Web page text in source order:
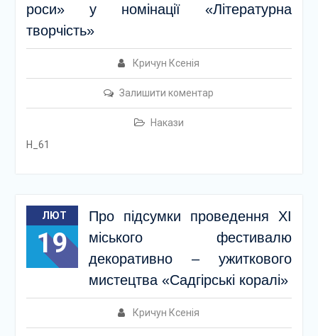
роси» у номінації «Літературна
творчість»
Кричун Ксенія
Залишити коментар
Накази
Н_61
ЛЮТ
19
Про підсумки проведення XI
міського фестивалю
декоративно – ужиткового
мистецтва «Садгірські коралі»
Кричун Ксенія